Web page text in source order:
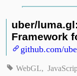
uber/
Framework
github.com/
WebGL